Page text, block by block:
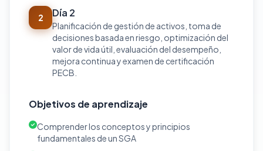
2 Día 2
Planificación de gestión de activos, toma de
decisiones basada en riesgo, optimización del
valor de vida útil, evaluación del desempeño,
mejora continua y examen de certificación
PECB.
Objetivos de aprendizaje
Comprender los conceptos y principios
fundamentales de un SGA